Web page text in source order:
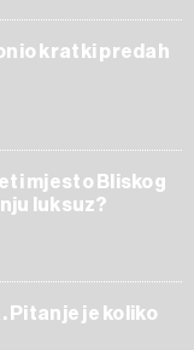
kratki predah
mjesto Bliskog
luksuz?
Pitanje je koliko